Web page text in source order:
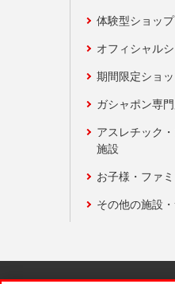
体験型ショップ
オフィシャル
期間限定ショ
ガシャポン専
アスレチック
施設
お子様・ファ
その他の施設